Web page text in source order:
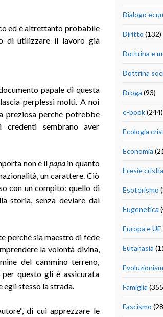
ed è altrettanto probabile
di utilizzare il lavoro già
papale di questa
perplessi molti. A noi
preziosa perché potrebbe
sembrano aver
non è ilpapa in quanto
un carattere. Ciò
con un compito: quello di
storia, senza deviare dal
perché sia maestro di fede
la volontà divina,
del cammino terreno,
questo gli è assicurata
egli stesso la strada.
di cui apprezzare le
Dialogo
Diritto (132)
Dottrina e
Dottrina
Droga (93)
e-book(244)
Ecologia
Economia
Eresie
Esoterismo
Eugenetica
Europa e UE
Eutanasia
Famiglia
Fascismo